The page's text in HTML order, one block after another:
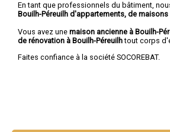
En tant que professionnels du bâtiment,
Bouilh-Péreuilh d'appartements, de
Vous avez une maison ancienne à Bouilh-
de rénovation à Bouilh-Péreuilhtout corps
Faites confiance à la société SOCOREBAT.